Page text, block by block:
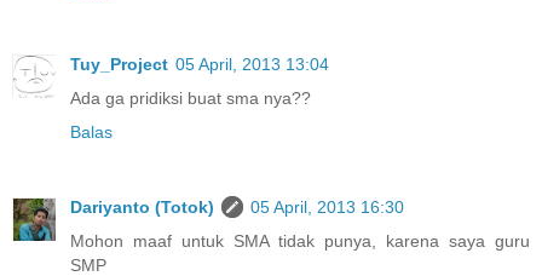
Tuy_Project 05 April, 2013 13:04
Ada ga pridiksi buat sma nya??
Balas
Dariyanto (Totok)
05 April, 2013 16:30
Mohon maaf untuk SMA tidak punya, karena saya guru
SMP